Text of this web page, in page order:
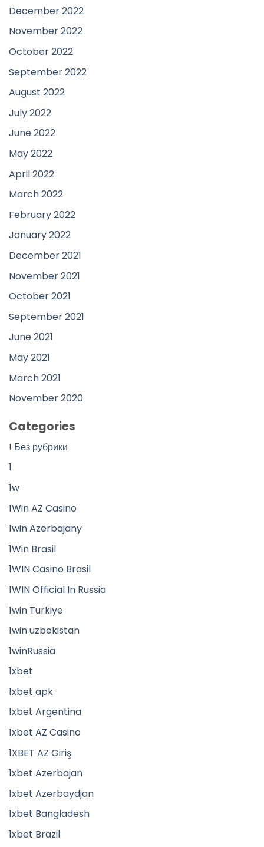
December 2022
November 2022
October 2022
September 2022
August 2022
July 2022
June 2022
May 2022
April 2022
March 2022
February 2022
January 2022
December 2021
November 2021
October 2021
September 2021
June 2021
May 2021
March 2021
November 2020
Categories
! Без рубрики
1
1w
1Win AZ Casino
1win Azerbajany
1Win Brasil
1WIN Casino Brasil
1WIN Official In Russia
1win Turkiye
1win uzbekistan
1winRussia
1xbet
1xbet apk
1xbet Argentina
1xbet AZ Casino
1XBET AZ Giriş
1xbet Azerbajan
1xbet Azerbaydjan
1xbet Bangladesh
1xbet Brazil